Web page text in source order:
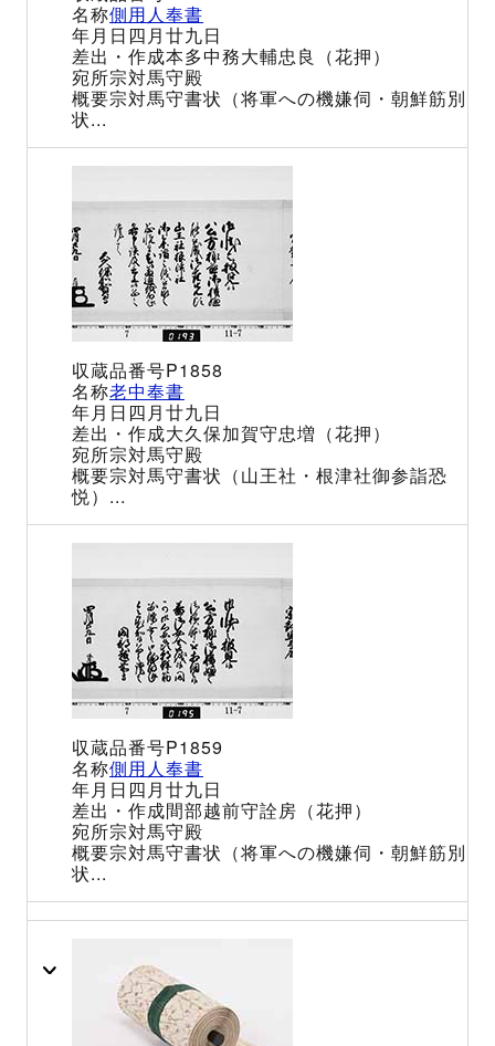
側用人奉書
四月廿九日
本多中務大輔忠良（花押）
宗対馬守殿
宗対馬守書状（将軍への機嫌伺・朝鮮筋別
状...
P1858
老中奉書
四月廿九日
大久保加賀守忠増（花押）
宗対馬守殿
宗対馬守書状（山王社・根津社御参詣恐
悦）...
P1859
側用人奉書
四月廿九日
間部越前守詮房（花押）
宗対馬守殿
宗対馬守書状（将軍への機嫌伺・朝鮮筋別
状...